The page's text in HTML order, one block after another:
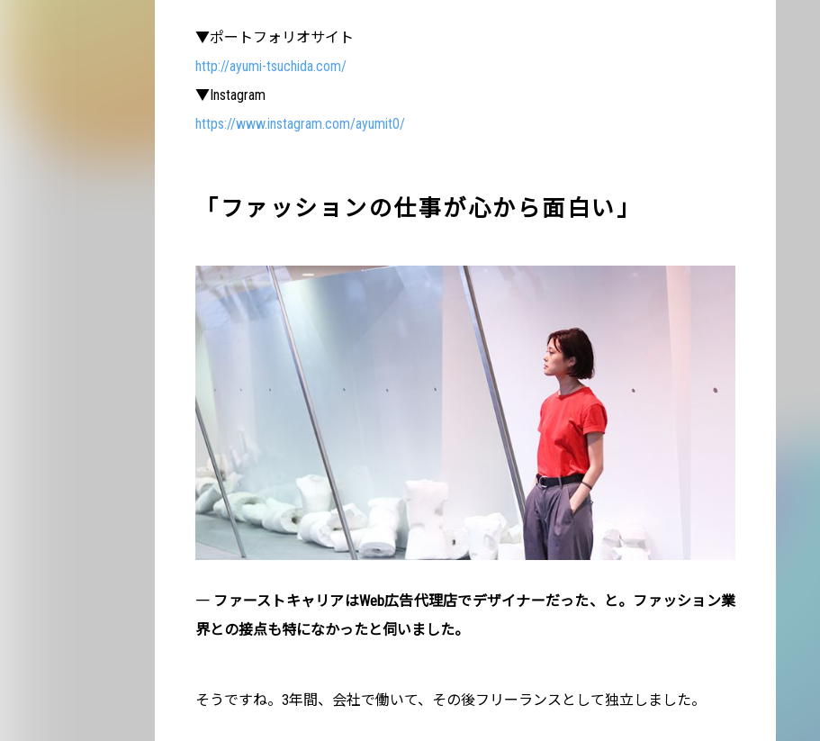
▼ポートフォリオサイト
http://ayumi-tsuchida.com/
▼Instagram
https://www.instagram.com/ayumit0/
「ファッションの仕事が心から面白い」
― ファーストキャリアはWeb広告代理店でデザイナーだった、と。ファッション業
界との接点も特になかったと伺いました。
そうですね。3年間、会社で働いて、その後フリーランスとして独立しました。